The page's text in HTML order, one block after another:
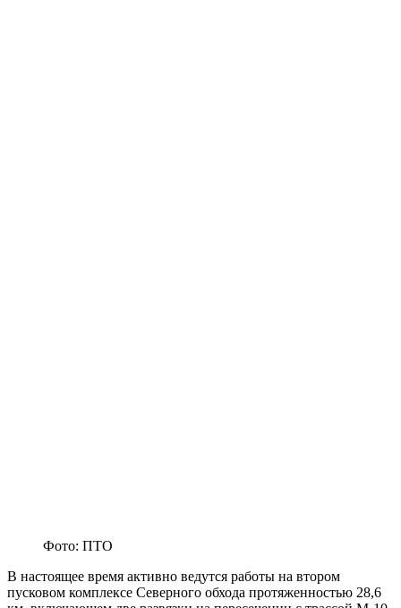
Фото: ПТО
В настоящее время активно ведутся работы на втором
пусковом комплексе Северного обхода протяженностью 28,6